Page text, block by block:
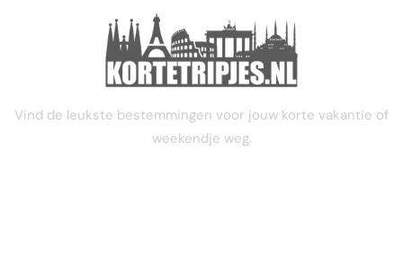
STEL JE EIGEN TRIP SAMEN
Vind de leukste bestemmingen voor jouw korte vakantie of
weekendje weg.